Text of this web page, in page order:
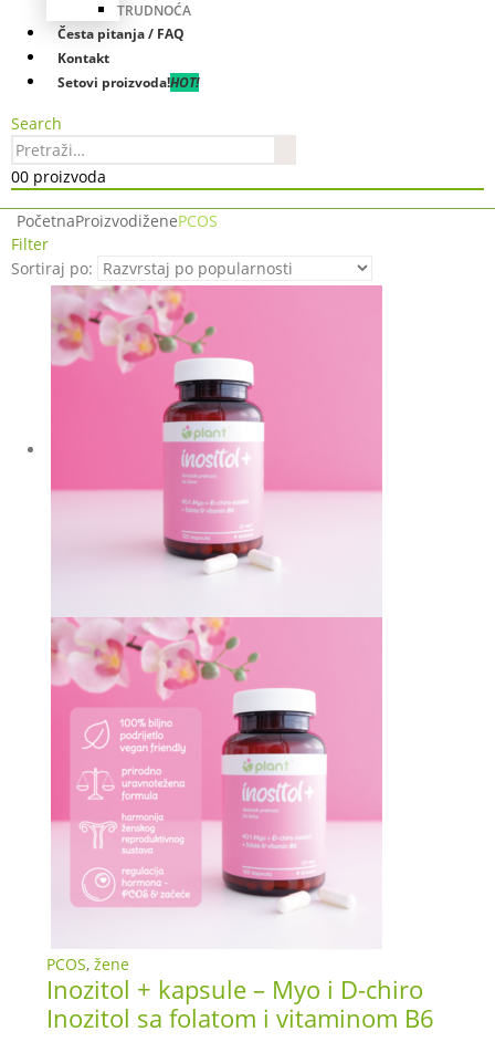
TRUDNOĆA
Česta pitanja / FAQ
Kontakt
Setovi proizvoda!HOT!
Search
00 proizvoda
PočetnaProizvodiženePCOS
Filter
Sortiraj po:
PCOS, žene
Inozitol + kapsule – Myo i D-chiro
Inozitol sa folatom i vitaminom B6